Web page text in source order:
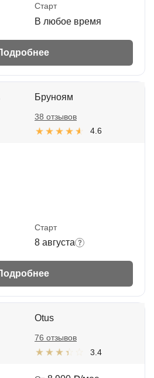
Старт
В любое время
Бруноям
4.6
38 отзывов
Старт
8 августа
Otus
3.4
76 отзывов